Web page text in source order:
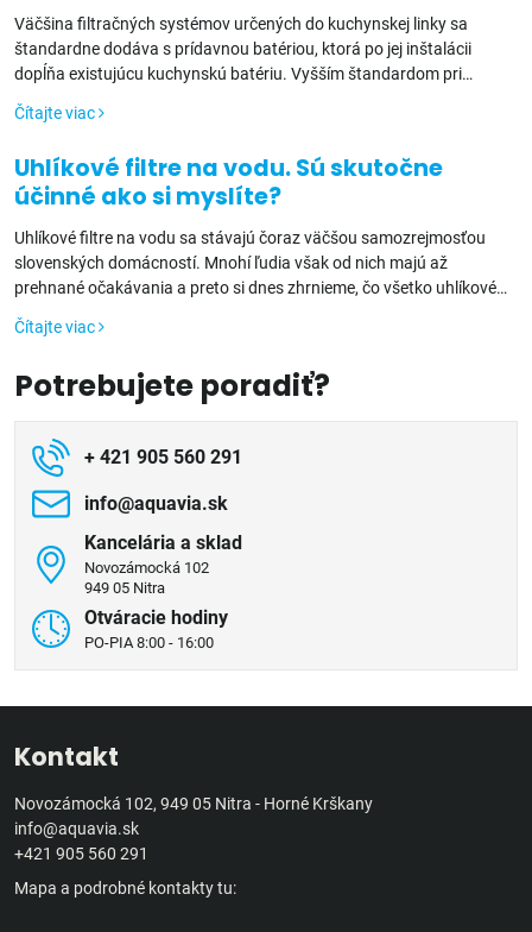
Väčšina filtračných systémov určených do kuchynskej linky sa
štandardne dodáva s prídavnou batériou, ktorá po jej inštalácii
dopĺňa existujúcu kuchynskú batériu. Vyšším štandardom pri
kuchynskú batériu a prídavnú batériu v jednom výrobku. DuoBatérie
farebných možnostiach pre doladenie každej kuchyne a sú ideálnym
spoločníkom pre filtračný systém s reverznou osmózou.
Čítajte viac
Uhlíkové filtre na vodu. Sú skutočne
účinné ako si myslíte?
Uhlíkové filtre na vodu sa stávajú čoraz väčšou samozrejmosťou
slovenských domácností. Mnohí ľudia však od nich majú až
prehnané očakávania a preto si dnes zhrnieme, čo všetko uhlíkové
Čítajte viac
Potrebujete poradiť?
+ 421 905 560 291
info​@aquavia​.sk
Kancelária a sklad
Novozámocká 102
949 05 Nitra
Otváracie hodiny
PO-PIA 8:00 - 16:00
Kontakt
Novozámocká 102, 949 05 Nitra - Horné Krškany
info@aquavia.sk
+421 905 560 291
Mapa a podrobné kontakty tu: